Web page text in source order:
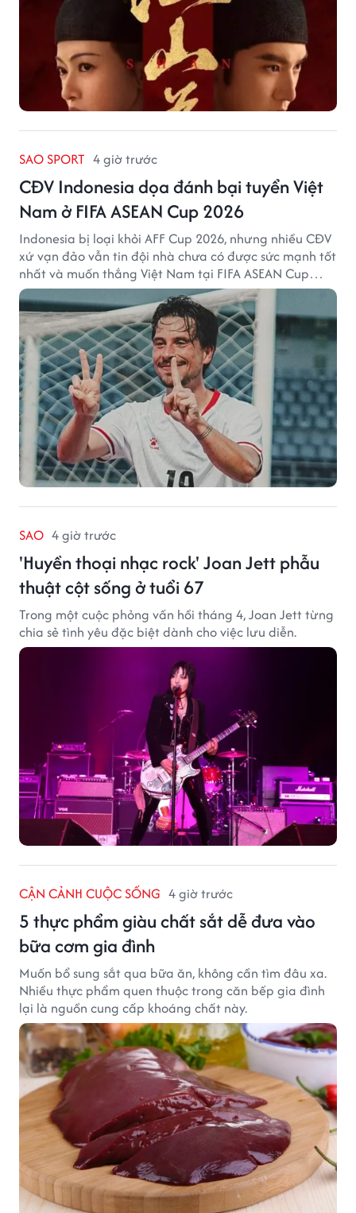
SAO SPORT 4 giờ trước
CĐV Indonesia dọa đánh bại tuyển Việt
Nam ở FIFA ASEAN Cup 2026
Indonesia bị loại khỏi AFF Cup 2026, nhưng nhiều CĐV
xứ vạn đảo vẫn tin đội nhà chưa có được sức mạnh tốt
nhất và muốn thắng Việt Nam tại FIFA ASEAN Cup
2026.
SAO 4 giờ trước
'Huyền thoại nhạc rock' Joan Jett phẫu
thuật cột sống ở tuổi 67
Trong một cuộc phỏng vấn hồi tháng 4, Joan Jett từng
chia sẻ tình yêu đặc biệt dành cho việc lưu diễn.
CẬN CẢNH CUỘC SỐNG 4 giờ trước
5 thực phẩm giàu chất sắt dễ đưa vào
bữa cơm gia đình
Muốn bổ sung sắt qua bữa ăn, không cần tìm đâu xa.
Nhiều thực phẩm quen thuộc trong căn bếp gia đình
lại là nguồn cung cấp khoáng chất này.